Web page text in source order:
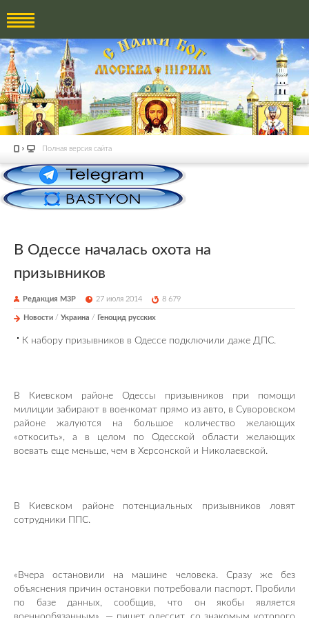
Полная версия сайта
В Одессе началась охота на
призывников
Редакция М3Р 27 июля 2014 8 679
Новости / Украина / Геноцид русских
К набору призывников в Одессе подключили даже ДПС.
В Киевском районе Одессы призывников при помощи
милиции забирают в военкомат прямо из авто, в Суворовском
районе жалуются на большое количество желающих
«откосить», а в целом по Одесской области желающих
воевать еще меньше, чем в Херсонской и Николаевской.
В Киевском районе потенциальных призывников ловят
сотрудники ППС.
«Вчера остановили на машине человека. Сразу же без
объяснения причин остановки потребовали паспорт. Пробили
по базе данных, сообщив, что он якобы является